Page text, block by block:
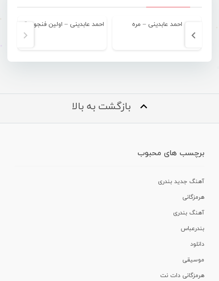
احمد عابدینی – مره
بازگشت به بالا
برچسب های محبوب
آهنگ جدید بندری
هرمزگانی
آهنگ بندری
بندرعباس
دانلود
موسیقی
هرمزگانی دات نت